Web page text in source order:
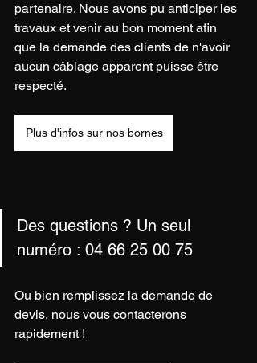
partenaire. Nous avons pu anticiper les
travaux et venir au bon moment afin
que la demande des clients de n'avoir
aucun câblage apparent puisse être
respecté.
Plus d'infos sur nos bornes
Des questions ? Un seul
numéro : 04 66 25 00 75
Ou bien remplissez la demande de
devis, nous vous contacterons
rapidement !